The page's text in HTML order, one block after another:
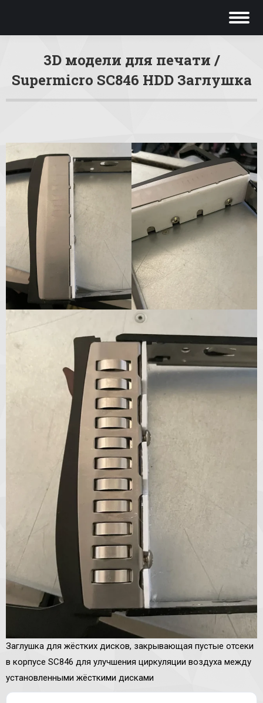
3D модели для печати /
Supermicro SC846 HDD Заглушка
Заглушка для жёстких дисков, закрывающая пустые отсеки
в корпусе SC846 для улучшения циркуляции воздуха между
установленными жёсткими дисками